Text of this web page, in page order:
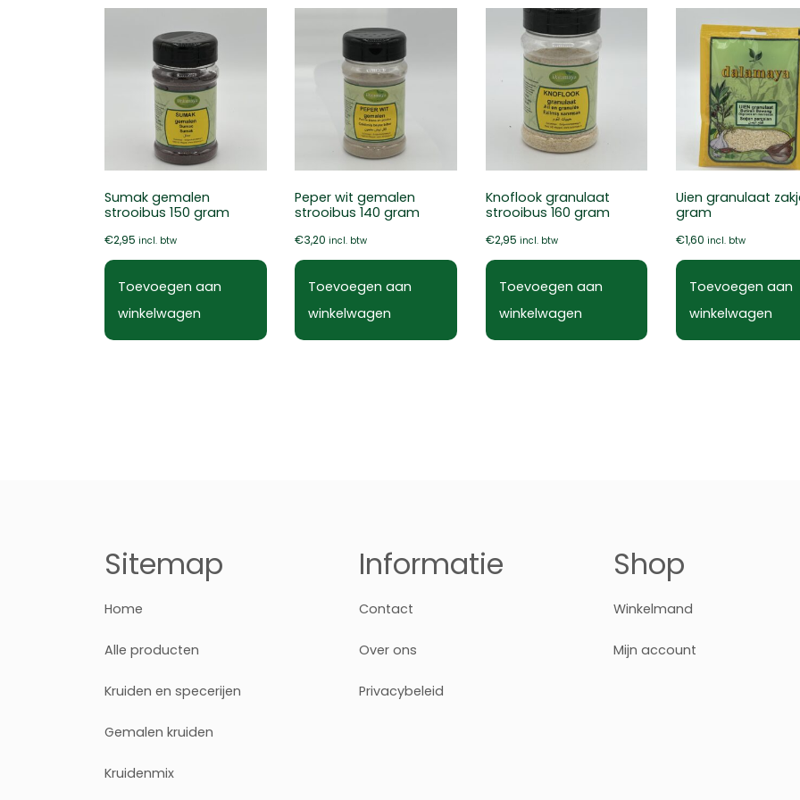
Sumak gemalen
strooibus 150 gram
€2,95 incl. btw
Toevoegen aan
winkelwagen
Peper wit gemalen
strooibus 140 gram
€3,20 incl. btw
Toevoegen aan
winkelwagen
Knoflook granulaat
strooibus 160 gram
€2,95 incl. btw
Toevoegen aan
winkelwagen
Uien granulaat
gram
€1,60 incl. btw
Toevoegen aan
winkelwagen
Sitemap
Home
Alle producten
Kruiden en specerijen
Gemalen kruiden
Kruidenmix
Informatie
Contact
Over ons
Privacybeleid
Shop
Winkelmand
Mijn account